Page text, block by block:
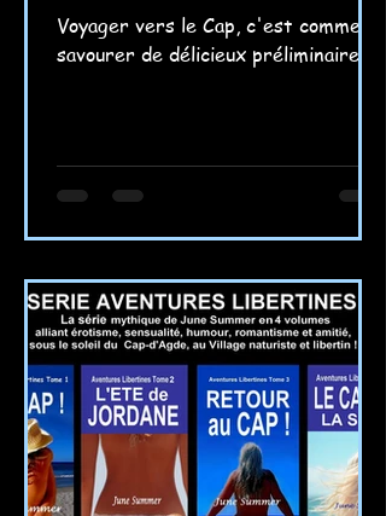
Voyager vers le Cap, c'est comme
savourer de délicieux préliminaires...